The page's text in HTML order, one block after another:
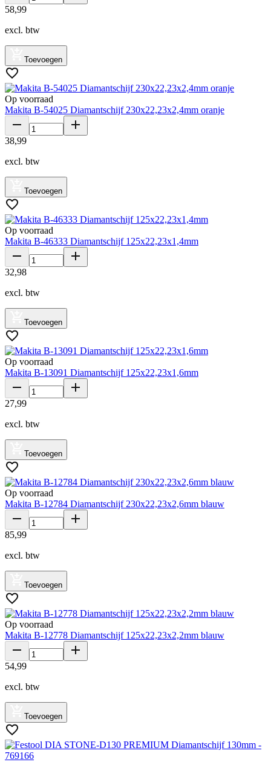
58,99
excl. btw
Toevoegen
Op voorraad
Makita B-54025 Diamantschijf 230x22,23x2,4mm oranje
38,99
excl. btw
Toevoegen
Op voorraad
Makita B-46333 Diamantschijf 125x22,23x1,4mm
32,98
excl. btw
Toevoegen
Op voorraad
Makita B-13091 Diamantschijf 125x22,23x1,6mm
27,99
excl. btw
Toevoegen
Op voorraad
Makita B-12784 Diamantschijf 230x22,23x2,6mm blauw
85,99
excl. btw
Toevoegen
Op voorraad
Makita B-12778 Diamantschijf 125x22,23x2,2mm blauw
54,99
excl. btw
Toevoegen